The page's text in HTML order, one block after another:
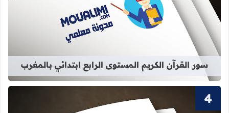
قراءة المزيد عن سور القرآن الكريم
سور القرآن الكريم المستوى الرابع ابتدائي بالمغرب